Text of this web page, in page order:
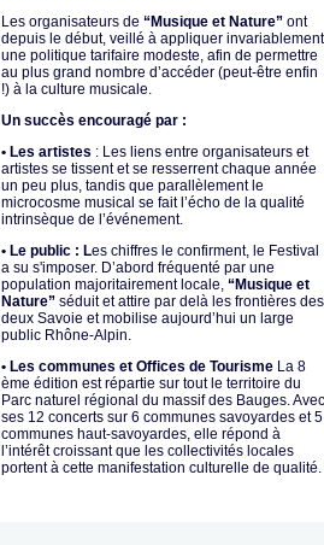
Les organisateurs de “Musique et Nature” ont
depuis le début, veillé à appliquer invariablement
une politique tarifaire modeste, afin de permettre
au plus grand nombre d’accéder (peut-être enfin
!) à la culture musicale.
Un succès encouragé par :
• Les artistes : Les liens entre organisateurs et
artistes se tissent et se resserrent chaque année
un peu plus, tandis que parallèlement le
microcosme musical se fait l’écho de la qualité
intrinsèque de l’événement.
• Le public : Les chiffres le confirment, le Festival
a su s'imposer. D’abord fréquenté par une
population majoritairement locale, “Musique et
Nature” séduit et attire par delà les frontières des
deux Savoie et mobilise aujourd’hui un large
public Rhône-Alpin.
• Les communes et Offices de Tourisme La 8
ème édition est répartie sur tout le territoire du
Parc naturel régional du massif des Bauges. Avec
ses 12 concerts sur 6 communes savoyardes et 5
communes haut-savoyardes, elle répond à
l’intérêt croissant que les collectivités locales
portent à cette manifestation culturelle de qualité.